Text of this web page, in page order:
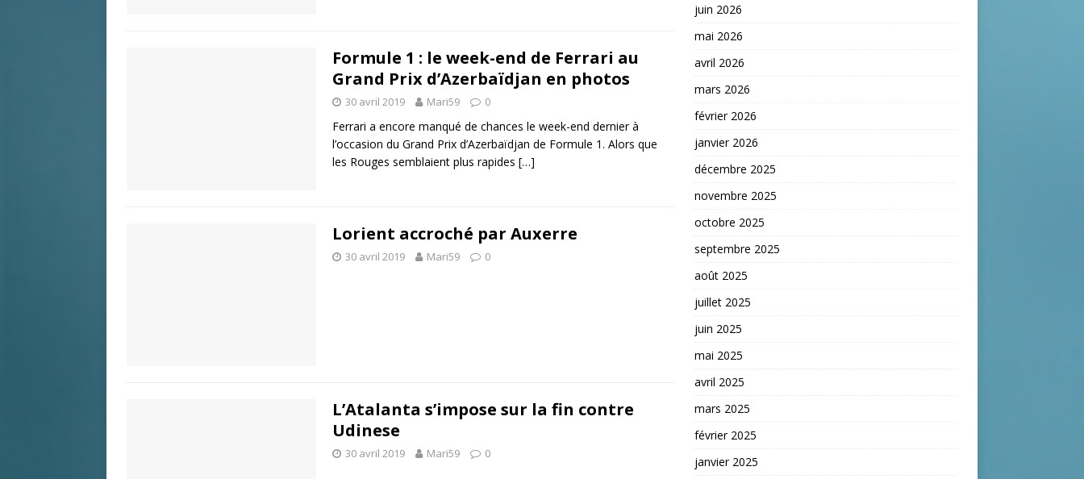
Formule 1 : le week-end de Ferrari au
Grand Prix d’Azerbaïdjan en photos
30 avril 2019 Mari59 0
Ferrari a encore manqué de chances le week-end dernier à
l’occasion du Grand Prix d’Azerbaïdjan de Formule 1. Alors que
les Rouges semblaient plus rapides […]
Lorient accroché par Auxerre
30 avril 2019 Mari59 0
L’Atalanta s’impose sur la fin contre
Udinese
30 avril 2019 Mari59 0
juin 2026
mai 2026
avril 2026
mars 2026
février 2026
janvier 2026
décembre 2025
novembre 2025
octobre 2025
septembre 2025
août 2025
juillet 2025
juin 2025
mai 2025
avril 2025
mars 2025
février 2025
janvier 2025